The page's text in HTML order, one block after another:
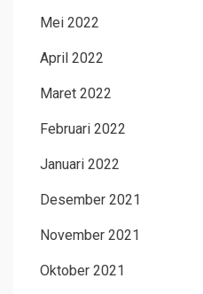
Mei 2022
April 2022
Maret 2022
Februari 2022
Januari 2022
Desember 2021
November 2021
Oktober 2021